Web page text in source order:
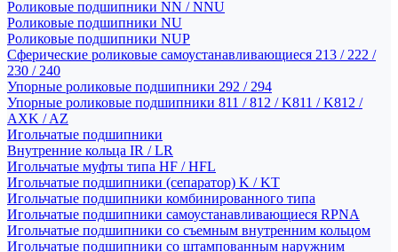
Роликовые подшипники NN / NNU
Роликовые подшипники NU
Роликовые подшипники NUP
Сферические роликовые самоустанавливающиеся 213 / 222 /
230 / 240
Упорные роликовые подшипники 292 / 294
Упорные роликовые подшипники 811 / 812 / K811 / K812 /
AXK / AZ
Игольчатые подшипники
Внутренние кольца IR / LR
Игольчатые муфты типа HF / HFL
Игольчатые подшипники (сепаратор) K / KT
Игольчатые подшипники комбинированного типа
Игольчатые подшипники самоустанавливающиеся RPNA
Игольчатые подшипники со съемным внутренним кольцом
Игольчатые подшипники со штампованным наружним